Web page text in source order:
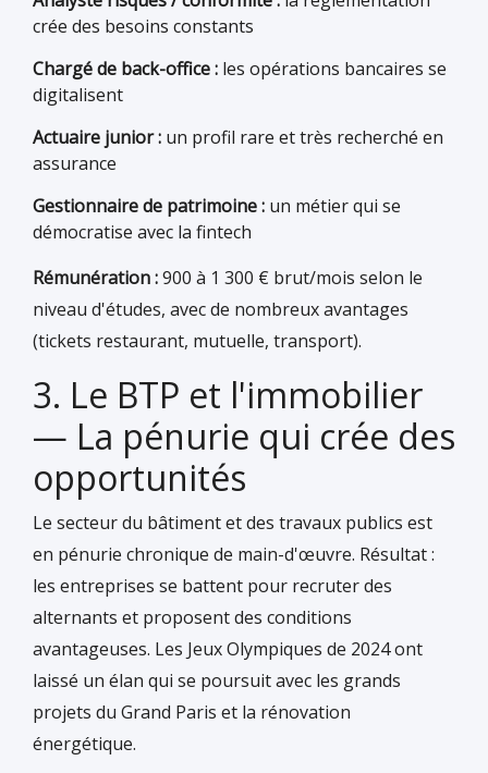
crée des besoins constants
Chargé de back-office : les opérations bancaires se
digitalisent
Actuaire junior : un profil rare et très recherché en
assurance
Gestionnaire de patrimoine : un métier qui se
démocratise avec la fintech
Rémunération :900 à 1 300 € brut/mois selon le
niveau d'études, avec de nombreux avantages
(tickets restaurant, mutuelle, transport).
3. Le BTP et l'immobilier
— La pénurie qui crée des
opportunités
Le secteur du bâtiment et des travaux publics est
en pénurie chronique de main-d'œuvre. Résultat :
les entreprises se battent pour recruter des
alternants et proposent des conditions
avantageuses. Les Jeux Olympiques de 2024 ont
laissé un élan qui se poursuit avec les grands
projets du Grand Paris et la rénovation
énergétique.